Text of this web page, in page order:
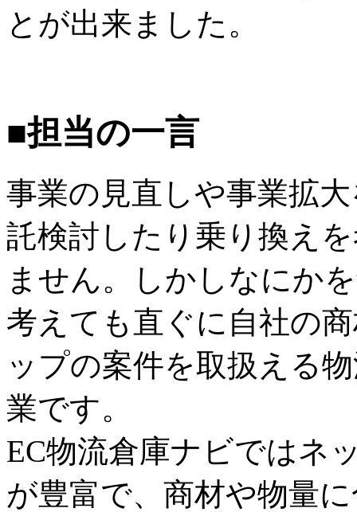
とが出来ました。
■担当の一言
事業の見直しや事業拡
託検討したり乗り換え
ません。しかしなにか
考えても直ぐに自社の
ップの案件を取扱える
業です。
EC物流倉庫ナビではネ
が豊富で、商材や物量